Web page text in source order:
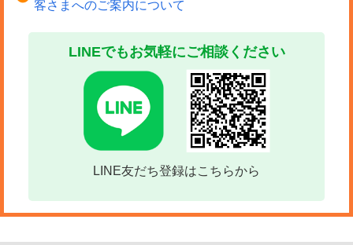
客さまへのご案内について
LINEでもお気軽にご相談ください
LINE友だち登録はこちらから